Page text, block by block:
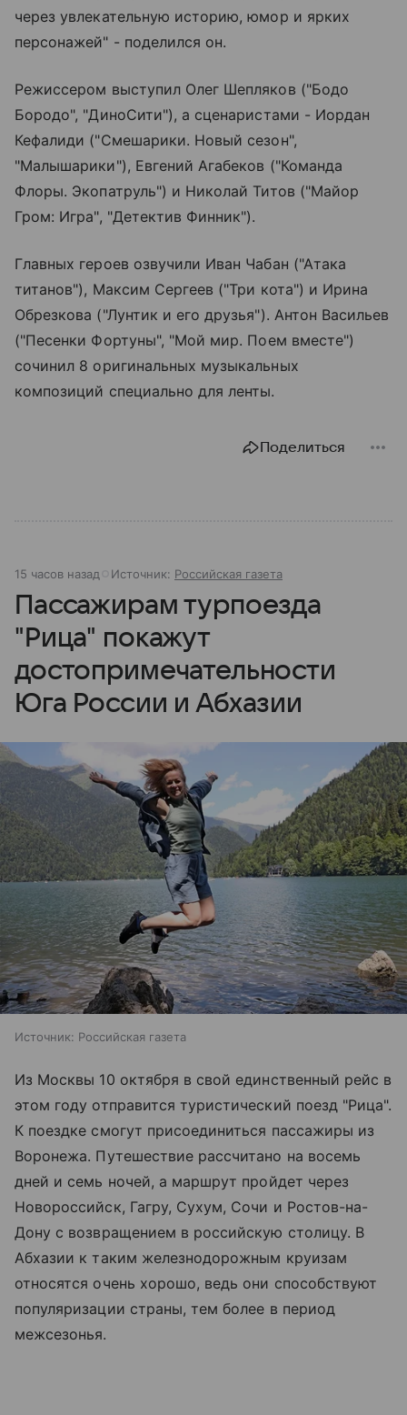
через увлекательную историю, юмор и ярких
персонажей" - поделился он.
Режиссером выступил Олег Шепляков ("Бодо
Бородо", "ДиноСити"), а сценаристами - Иордан
Кефалиди ("Смешарики. Новый сезон",
"Малышарики"), Евгений Агабеков ("Команда
Флоры. Экопатруль") и Николай Титов ("Майор
Гром: Игра", "Детектив Финник").
Главных героев озвучили Иван Чабан ("Атака
титанов"), Максим Сергеев ("Три кота") и Ирина
Обрезкова ("Лунтик и его друзья"). Антон Васильев
("Песенки Фортуны", "Мой мир. Поем вместе")
сочинил 8 оригинальных музыкальных
композиций специально для ленты.
Поделиться
15 часов назад Источник: Российская газета
Пассажирам турпоезда
"Рица" покажут
достопримечательности
Юга России и Абхазии
Источник: Российская газета
Из Москвы 10 октября в свой единственный рейс в
этом году отправится туристический поезд "Рица".
К поездке смогут присоединиться пассажиры из
Воронежа. Путешествие рассчитано на восемь
дней и семь ночей, а маршрут пройдет через
Новороссийск, Гагру, Сухум, Сочи и Ростов-на-
Дону с возвращением в российскую столицу. В
Абхазии к таким железнодорожным круизам
относятся очень хорошо, ведь они способствуют
популяризации страны, тем более в период
межсезонья.